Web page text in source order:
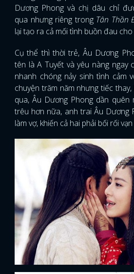
Dương Phong và chị dâu chỉ
qua nhưng riêng trong Tân Thần
lại tạo ra cả mối tình buồn đau cho
Cụ thể thì thời trẻ, Âu Dương
tên là A Tuyết và yêu nàng ngay
nhanh chóng nảy sinh tình cảm
chuyện trăm năm nhưng tiếc
qua, Âu Dương Phong dần quên
trêu hơn nữa, anh trai Âu Dương
làm vợ, khiến cả hai phải bối rối